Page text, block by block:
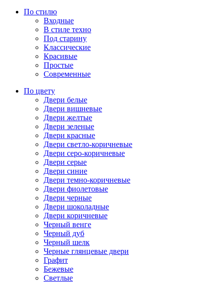
По стилю
Входные
В стиле техно
Под старину
Классические
Красивые
Простые
Современные
По цвету
Двери белые
Двери вишневые
Двери желтые
Двери зеленые
Двери красные
Двери светло-коричневые
Двери серо-коричневые
Двери серые
Двери синие
Двери темно-коричневые
Двери фиолетовые
Двери черные
Двери шоколадные
Двери коричневые
Черный венге
Черный дуб
Черный шелк
Черные глянцевые двери
Графит
Бежевые
Светлые